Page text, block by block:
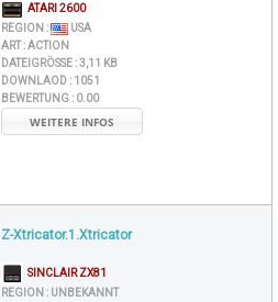
ATARI 2600
REGION :
USA
ART :ACTION
DATEIGRÖSSE : 3,11 KB
DOWNLAOD : 1051
BEWERTUNG : 0.00
WEITERE INFOS
Z-Xtricator.1.Xtricator
SINCLAIR ZX81
REGION : UNBEKANNT